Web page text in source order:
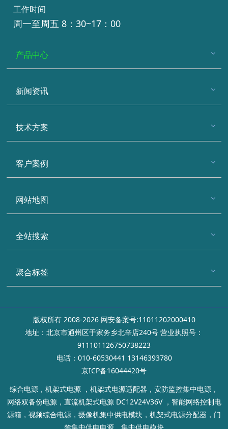
工作时间
周一至周五 8：30~17：00
产品中心
新闻资讯
技术方案
客户案例
网站地图
全站搜索
聚合标签
版权所有 2008-2026 网安备案号:11011202000410
地址：北京市通州区于家务乡北辛店240号 营业执照号：
911101126750738223
电话：010-60530441 13146393780
京ICP备16044420号
综合电源，机架式电源 ，机架式电源适配器，安防监控集中电源，
网络双备份电源，直流机架式电源 DC12V24V36V ，智能网络控制电
源箱，视频综合电源，摄像机集中供电模块，机架式电源分配器，门